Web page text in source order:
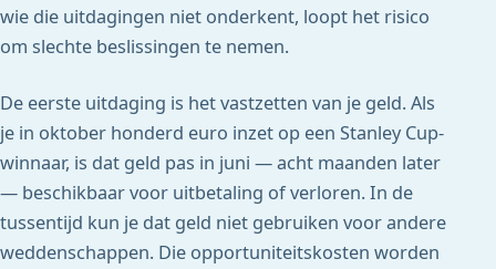
wie die uitdagingen niet onderkent, loopt het risico
om slechte beslissingen te nemen.
De eerste uitdaging is het vastzetten van je geld. Als
je in oktober honderd euro inzet op een Stanley Cup-
winnaar, is dat geld pas in juni — acht maanden later
— beschikbaar voor uitbetaling of verloren. In de
tussentijd kun je dat geld niet gebruiken voor andere
weddenschappen. Die opportuniteitskosten worden